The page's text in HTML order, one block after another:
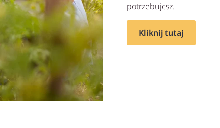
potrzebujesz.
Kliknij tutaj